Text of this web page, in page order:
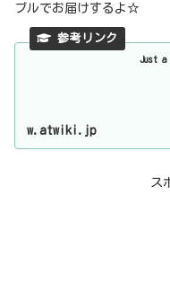
ブルでお届けするよ☆
Just a
w.atwiki.jp
ス